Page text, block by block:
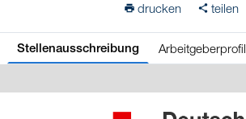
drucken teilen
Stellenausschreibung Arbeitgeberprofil